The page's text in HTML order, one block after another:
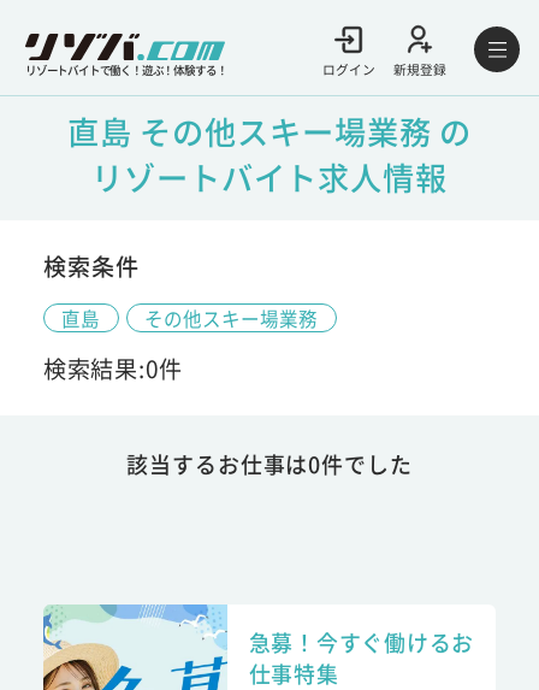
リゾートバイトで働く！遊ぶ！体験する！ ログイン 新規登録
直島 その他スキー場業務 の
リゾートバイト求人情報
検索条件
直島 その他スキー場業務
検索結果:0件
該当するお仕事は0件でした
急募！今すぐ働けるお
仕事特集